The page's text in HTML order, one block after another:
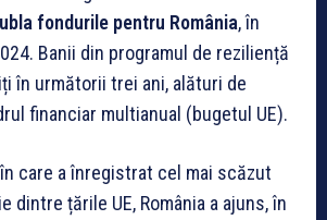
fondurile pentru România, în
Banii din programul de reziliență
în următorii trei ani, alături de
financiar multianual (bugetul UE).
care a înregistrat cel mai scăzut
dintre țările UE, România a ajuns, în